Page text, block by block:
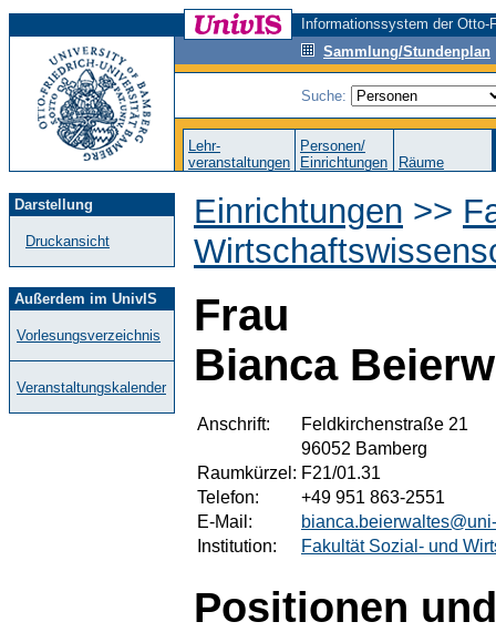
Informationssystem der
Sammlung/Stundenplan
Suche:
Lehr-
veranstaltungen
Personen/
Einrichtungen
Räume
Darstellung
Druckansicht
Außerdem im UnivIS
Vorlesungsverzeichnis
Veranstaltungskalender
Einrichtungen >>
Frau
Bianca
Anschrift:
Feldkirchenstraße 21
96052 Bamberg
Raumkürzel: F21/01.31
Telefon:
+49 951 863-2551
E-Mail:
Institution:
Fakultät Sozial- und
Positionen